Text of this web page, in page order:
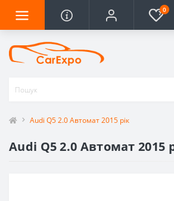
0
Audi Q5 2.0 Автомат 2015 рік
Audi Q5 2.0 Автомат 2015